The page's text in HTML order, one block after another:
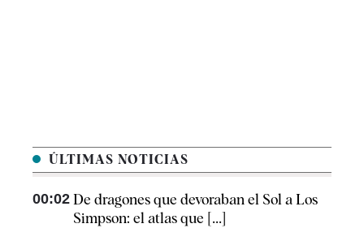
ÚLTIMAS NOTICIAS
00:02 De dragones que devoraban el Sol a Los
Simpson: el atlas que [...]